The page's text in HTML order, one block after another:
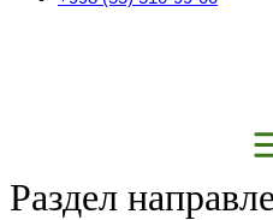
Раздел